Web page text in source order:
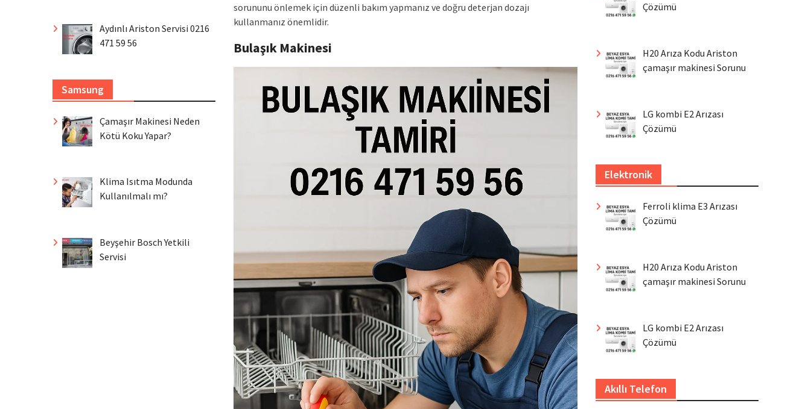
sorununu önlemek için düzenli bakım yapmanız ve doğru deterjan dozajı
kullanmanız önemlidir.
Bulaşık Makinesi
Çözümü
H20 Arıza Kodu Ariston
çamaşır makinesi Sorunu
LG kombi E2 Arızası
Çözümü
Elektronik
Ferroli klima E3 Arızası
Çözümü
H20 Arıza Kodu Ariston
çamaşır makinesi Sorunu
LG kombi E2 Arızası
Çözümü
Akıllı Telefon
Aydınlı Ariston Servisi 0216
471 59 56
Samsung
Çamaşır Makinesi Neden
Kötü Koku Yapar?
Klima Isıtma Modunda
Kullanılmalı mı?
Beyşehir Bosch Yetkili
Servisi